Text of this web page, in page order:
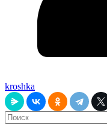
kroshka